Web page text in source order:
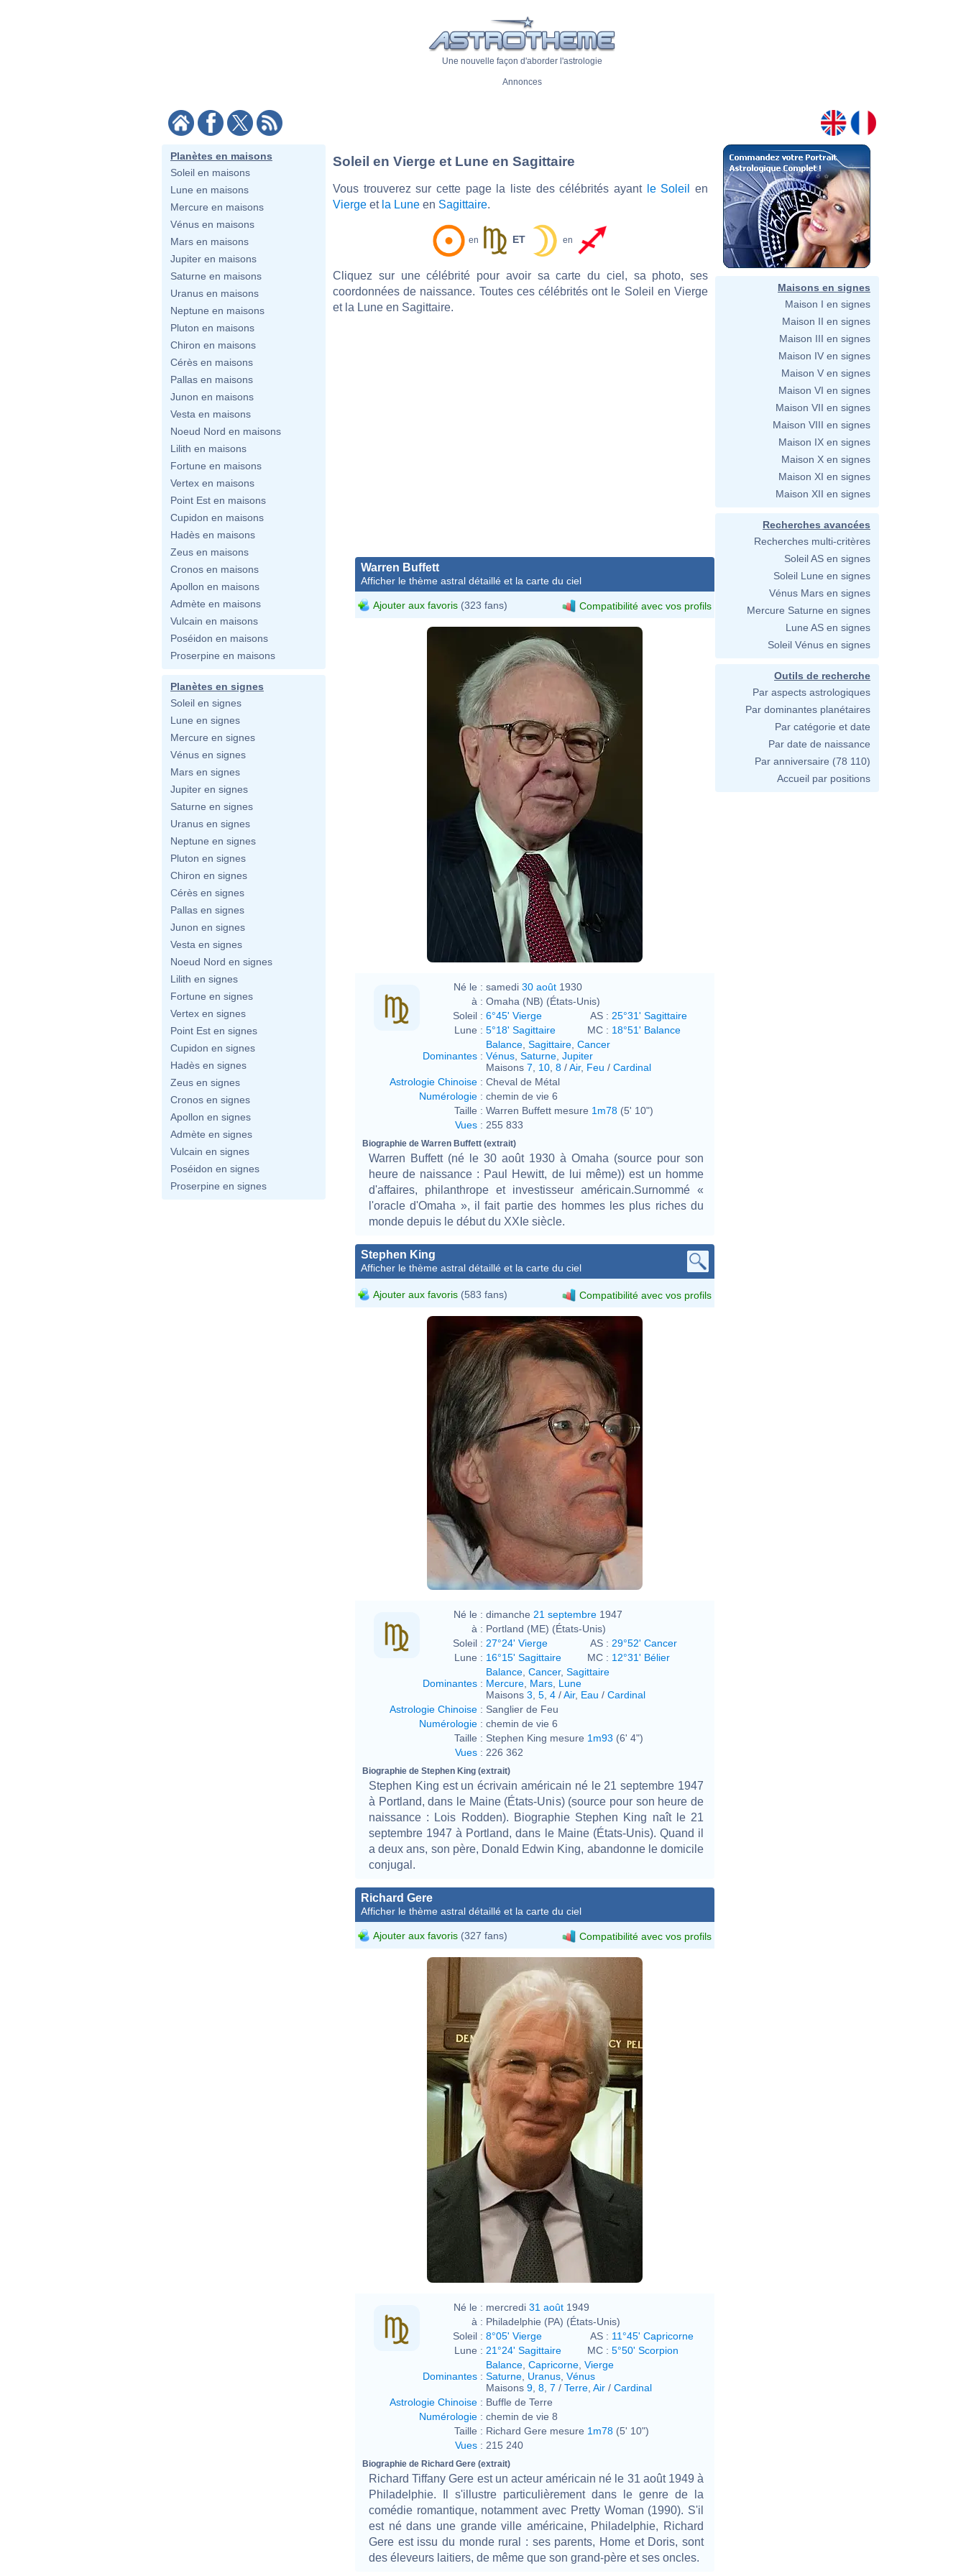
Une nouvelle façon d'aborder l'astrologie
Annonces
Planètes en maisons
Soleil en maisons
Lune en maisons
Mercure en maisons
Vénus en maisons
Mars en maisons
Jupiter en maisons
Saturne en maisons
Uranus en maisons
Neptune en maisons
Pluton en maisons
Chiron en maisons
Cérès en maisons
Pallas en maisons
Junon en maisons
Vesta en maisons
Noeud Nord en maisons
Lilith en maisons
Fortune en maisons
Vertex en maisons
Point Est en maisons
Cupidon en maisons
Hadès en maisons
Zeus en maisons
Cronos en maisons
Apollon en maisons
Admète en maisons
Vulcain en maisons
Poséidon en maisons
Proserpine en maisons
Planètes en signes
Soleil en signes
Lune en signes
Mercure en signes
Vénus en signes
Mars en signes
Jupiter en signes
Saturne en signes
Uranus en signes
Neptune en signes
Pluton en signes
Chiron en signes
Cérès en signes
Pallas en signes
Junon en signes
Vesta en signes
Noeud Nord en signes
Lilith en signes
Fortune en signes
Vertex en signes
Point Est en signes
Cupidon en signes
Hadès en signes
Zeus en signes
Cronos en signes
Apollon en signes
Admète en signes
Vulcain en signes
Poséidon en signes
Proserpine en signes
Soleil en Vierge et Lune en Sagittaire
Vous trouverez sur cette page la liste des célébrités ayant le Soleil
en
Vierge et la Lune en Sagittaire.
en ET en
Cliquez sur une célébrité pour avoir sa carte du ciel, sa photo, ses
coordonnées de naissance. Toutes ces célébrités ont le Soleil en Vierge
et la Lune en Sagittaire.
Warren Buffett
Afficher le thème astral détaillé et la carte du ciel
Ajouter aux favoris (323 fans) Compatibilité avec vos profils
Né le : samedi 30 août 1930
à : Omaha (NB) (États-Unis)
Soleil : 6°45' Vierge AS : 25°31' Sagittaire
Lune : 5°18' Sagittaire MC : 18°51' Balance
Dominantes :
Balance Sagittaire Cancer
Vénus Saturne Jupiter
Maisons 7 10 8 /Air, Feu / Cardinal
Astrologie Chinoise : Cheval de Métal
Numérologie : chemin de vie 6
Taille : Warren Buffett mesure 1m78 (5' 10")
Vues : 255 833
Biographie de Warren Buffett (extrait)
Warren Buffett (né le 30 août 1930 à Omaha (source pour son
heure de naissance : Paul Hewitt, de lui même)) est un homme
d'affaires, philanthrope et investisseur américain.Surnommé «
l'oracle d'Omaha », il fait partie des hommes les plus riches du
monde depuis le début du XXIe siècle.
Stephen King
Afficher le thème astral détaillé et la carte du ciel
Ajouter aux favoris (583 fans) Compatibilité avec vos profils
Né le : dimanche 21 septembre 1947
à : Portland (ME) (États-Unis)
Soleil : 27°24' Vierge AS : 29°52' Cancer
Lune : 16°15' Sagittaire MC : 12°31' Bélier
Dominantes :
Balance Cancer, Sagittaire
Mercure Mars Lune
Maisons 3 5 4 /Air, Eau / Cardinal
Astrologie Chinoise : Sanglier de Feu
Numérologie : chemin de vie 6
Taille : Stephen King mesure 1m93 (6' 4")
Vues : 226 362
Biographie de Stephen King (extrait)
Stephen King est un écrivain américain né le 21 septembre 1947
à Portland, dans le Maine (États-Unis) (source pour son heure de
naissance : Lois Rodden). Biographie Stephen King naît le 21
septembre 1947 à Portland, dans le Maine (États-Unis). Quand il
a deux ans, son père, Donald Edwin King, abandonne le domicile
conjugal.
Richard Gere
Afficher le thème astral détaillé et la carte du ciel
Ajouter aux favoris (327 fans) Compatibilité avec vos profils
Né le : mercredi 31 août 1949
à : Philadelphie (PA) (États-Unis)
Soleil : 8°05' Vierge AS : 11°45' Capricorne
Lune : 21°24' Sagittaire MC : 5°50' Scorpion
Dominantes :
Balance Capricorne Vierge
Saturne Uranus Vénus
Maisons 9 8 7 / Terre Air / Cardinal
Astrologie Chinoise : Buffle de Terre
Numérologie : chemin de vie 8
Taille : Richard Gere mesure 1m78 (5' 10")
Vues : 215 240
Biographie de Richard Gere (extrait)
Richard Tiffany Gere est un acteur américain né le 31 août 1949 à
Philadelphie. Il s'illustre particulièrement dans le genre de la
comédie romantique, notamment avec Pretty Woman (1990). S'il
est né dans une grande ville américaine, Philadelphie, Richard
Gere est issu du monde rural : ses parents, Home et Doris, sont
des éleveurs laitiers, de même que son grand-père et ses oncles.
Maisons en signes
Maison I en signes
Maison II en signes
Maison III en signes
Maison IV en signes
Maison V en signes
Maison VI en signes
Maison VII en signes
Maison VIII en signes
Maison IX en signes
Maison X en signes
Maison XI en signes
Maison XII en signes
Recherches avancées
Recherches multi-critères
Soleil AS en signes
Soleil Lune en signes
Vénus Mars en signes
Mercure Saturne en signes
Lune AS en signes
Soleil Vénus en signes
Outils de recherche
Par aspects astrologiques
Par dominantes planétaires
Par catégorie et date
Par date de naissance
Par anniversaire (78 110)
Accueil par positions